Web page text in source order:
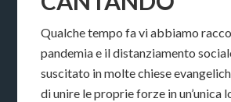
Qualche tempo fa vi abbiamo
pandemia e il distanziamento
suscitato in molte chiese
di unire le proprie forze in un’unica